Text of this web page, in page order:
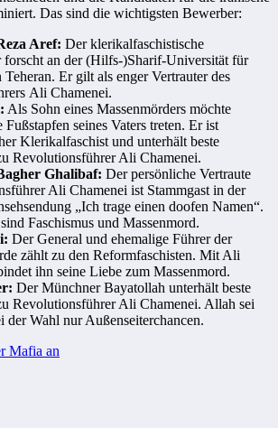
Das sind die wichtigsten Bewerber:
Aref: Der klerikalfaschistische
forscht an der (Hilfs-)Sharif-Universität für
Er gilt als enger Vertrauter des
Ali Chamenei.
Als Sohn eines Massenmörders möchte
seines Vaters treten. Er ist
Klerikalfaschist und unterhält beste
Revolutionsführer Ali Chamenei.
Ghalibaf: Der persönliche Vertraute
Ali Chamenei ist Stammgast in der
„Ich trage einen doofen Namen“.
Faschismus und Massenmord.
Der General und ehemalige Führer der
zählt zu den Reformfaschisten. Mit Ali
ihn seine Liebe zum Massenmord.
Der Münchner Bayatollah unterhält beste
Revolutionsführer Ali Chamenei. Allah sei
der Wahl nur Außenseiterchancen.
Mafia an